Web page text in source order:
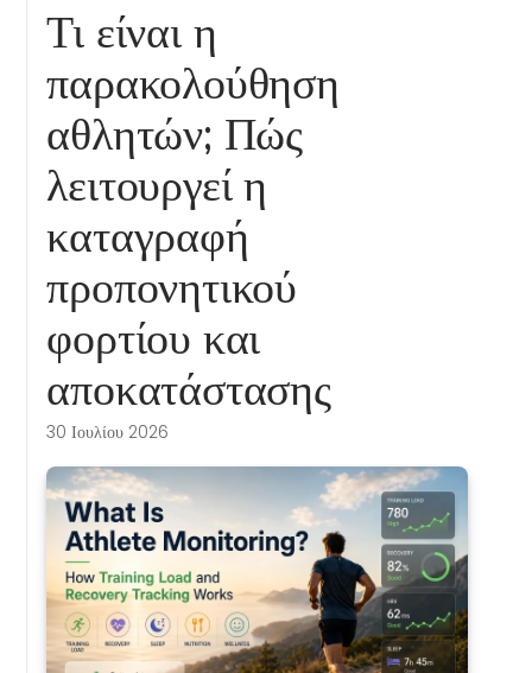
Τι είναι η
παρακολούθηση
αθλητών; Πώς
λειτουργεί η
καταγραφή
προπονητικού
φορτίου και
αποκατάστασης
30 Ιουλίου 2026